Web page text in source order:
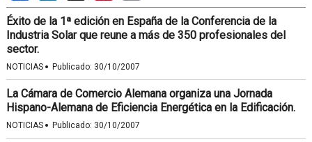
Éxito de la 1ª edición en España de la Conferencia de la
Industria Solar que reune a más de 350 profesionales del
sector.
NOTICIAS · Publicado: 30/10/2007
La Cámara de Comercio Alemana organiza una Jornada
Hispano-Alemana de Eficiencia Energética en la Edificación.
NOTICIAS · Publicado: 30/10/2007